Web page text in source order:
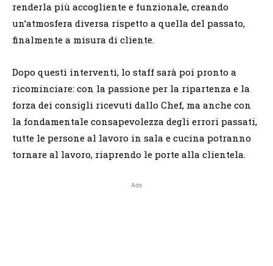
renderla più accogliente e funzionale, creando
un’atmosfera diversa rispetto a quella del passato,
finalmente a misura di cliente.
Dopo questi interventi, lo staff sarà poi pronto a
ricominciare: con la passione per la ripartenza e la
forza dei consigli ricevuti dallo Chef, ma anche con
la fondamentale consapevolezza degli errori passati,
tutte le persone al lavoro in sala e cucina potranno
tornare al lavoro, riaprendo le porte alla clientela.
Ads